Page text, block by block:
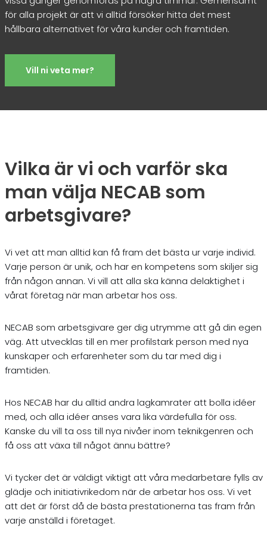
för alla projekt är att vi alltid försöker hitta det mest
hållbara alternativet för våra kunder och framtiden.
Vill ni veta mer?
Vilka är vi och varför ska
man välja NECAB som
arbetsgivare?
Vi vet att man alltid kan få fram det bästa ur varje individ.
Varje person är unik, och har en kompetens som skiljer sig
från någon annan. Vi vill att alla ska känna delaktighet i
vårat företag när man arbetar hos oss.
NECAB som arbetsgivare ger dig utrymme att gå din egen
väg. Att utvecklas till en mer profilstark person med nya
kunskaper och erfarenheter som du tar med dig i
framtiden.
Hos NECAB har du alltid andra lagkamrater att bolla idéer
med, och alla idéer anses vara lika värdefulla för oss.
Kanske du vill ta oss till nya nivåer inom teknikgenren och
få oss att växa till något ännu bättre?
Vi tycker det är väldigt viktigt att våra medarbetare fylls av
glädje och initiativrikedom när de arbetar hos oss. Vi vet
att det är först då de bästa prestationerna tas fram från
varje anställd i företaget.